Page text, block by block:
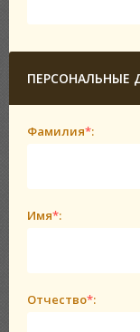
ПЕРСОНАЛЬНЫЕ
Фамилия*:
Имя*:
Отчество*: